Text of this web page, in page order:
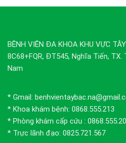
BỆNH VIỆN ĐA KHOA KHU VỰC
8C68+FQR, ĐT545, Nghĩa Tiến,
Nam
* Gmail:
* Khoa khám bệnh: 0868.555.213
* Phòng khám cấp cứu :
* Trực lãnh đạo: 0825.721.567